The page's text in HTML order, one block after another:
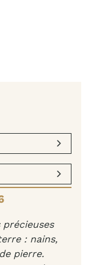
précieuses
: nains,
pierre.